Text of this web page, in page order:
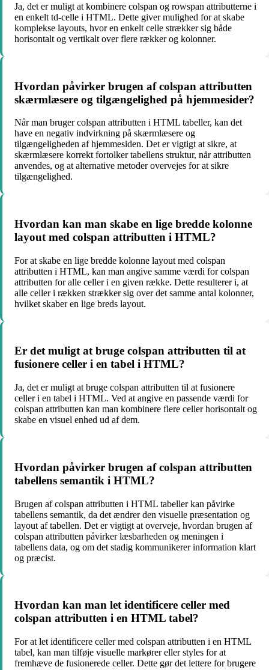
Ja, det er muligt at kombinere colspan og rowspan attributterne i
en enkelt td-celle i HTML. Dette giver mulighed for at skabe
komplekse layouts, hvor en enkelt celle strækker sig både
horisontalt og vertikalt over flere rækker og kolonner.
Hvordan påvirker brugen af colspan attributten
skærmlæsere og tilgængelighed på hjemmesider?
Når man bruger colspan attributten i HTML tabeller, kan det
have en negativ indvirkning på skærmlæsere og
tilgængeligheden af hjemmesiden. Det er vigtigt at sikre, at
skærmlæsere korrekt fortolker tabellens struktur, når attributten
anvendes, og at alternative metoder overvejes for at sikre
tilgængelighed.
Hvordan kan man skabe en lige bredde kolonne
layout med colspan attributten i HTML?
For at skabe en lige bredde kolonne layout med colspan
attributten i HTML, kan man angive samme værdi for colspan
attributten for alle celler i en given række. Dette resulterer i, at
alle celler i rækken strækker sig over det samme antal kolonner,
hvilket skaber en lige breds layout.
Er det muligt at bruge colspan attributten til at
fusionere celler i en tabel i HTML?
Ja, det er muligt at bruge colspan attributten til at fusionere
celler i en tabel i HTML. Ved at angive en passende værdi for
colspan attributten kan man kombinere flere celler horisontalt og
skabe en visuel enhed ud af dem.
Hvordan påvirker brugen af colspan attributten
tabellens semantik i HTML?
Brugen af colspan attributten i HTML tabeller kan påvirke
tabellens semantik, da det ændrer den visuelle præsentation og
layout af tabellen. Det er vigtigt at overveje, hvordan brugen af
colspan attributten påvirker læsbarheden og meningen i
tabellens data, og om det stadig kommunikerer information klart
og præcist.
Hvordan kan man let identificere celler med
colspan attributten i en HTML tabel?
For at let identificere celler med colspan attributten i en HTML
tabel, kan man tilføje visuelle markører eller styles for at
fremhæve de fusionerede celler. Dette gør det lettere for brugere